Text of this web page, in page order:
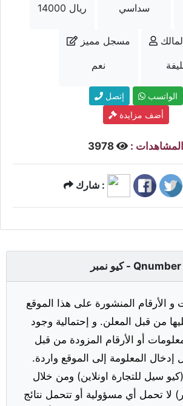
14000 ريال
سداسي
مسجل مميز
نعم
إتصل
الواتسب
أضف مزايدة
المشاهدات :
شارك :
كيو نمبر - Qnumber
و الأرقام المنشورة على هذا الموقع
من قبل المعلن. و إحتمالية وجود
أو الأرقام المزودة من قبل
إدخال المعلومة إلى الموقع واردة.
سيل للتجارة اونلاين) ومن خلال
لا تحمل أي مسؤولية أو تتحمل نتائج